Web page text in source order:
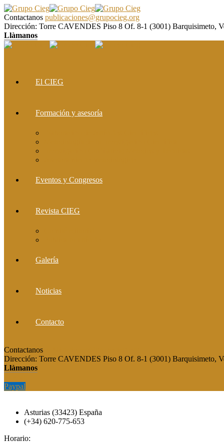
Contactanos publicaciones@grupocieg.org
Dirección: Torre CAVENDES Piso 8 Of. 8-1 (3001) Barquisimeto,
Llàmanos
El CIEG
Formación y asesoría
Eventos y Congresos
Revista CIEG
Galería
Noticias
Contacto
Contactanos
Dirección: Torre CAVENDES Piso 8 Of. 8-1 (3001) Barquisimeto,
Llàmanos
Paypal
Asturias (33423) España
(+34) 620-775-653
Horario: